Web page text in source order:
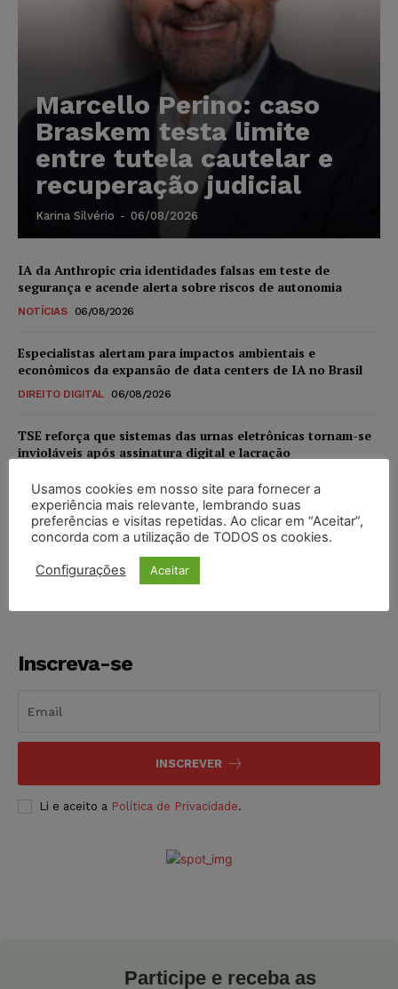
Marcello Perino: caso
Braskem testa limite
entre tutela cautelar e
recuperação judicial
Karina Silvério - 06/08/2026
IA da Anthropic cria identidades falsas em teste de
segurança e acende alerta sobre riscos de autonomia
NOTÍCIAS 06/08/2026
Especialistas alertam para impactos ambientais e
econômicos da expansão de data centers de IA no Brasil
DIREITO DIGITAL 06/08/2026
TSE reforça que sistemas das urnas eletrônicas tornam-se
invioláveis após assinatura digital e lacração
STF inicia julgamento sobre constitucionalidade da
proibição dos jogos de azar no Brasil
Inscreva-se
INSCREVER
Li e aceito a Política de Privacidade.
Participe e receba as
Usamos cookies em nosso site para fornecer a
experiência mais relevante, lembrando suas
preferências e visitas repetidas. Ao clicar em “Aceitar”,
concorda com a utilização de TODOS os cookies.
Configurações Aceitar